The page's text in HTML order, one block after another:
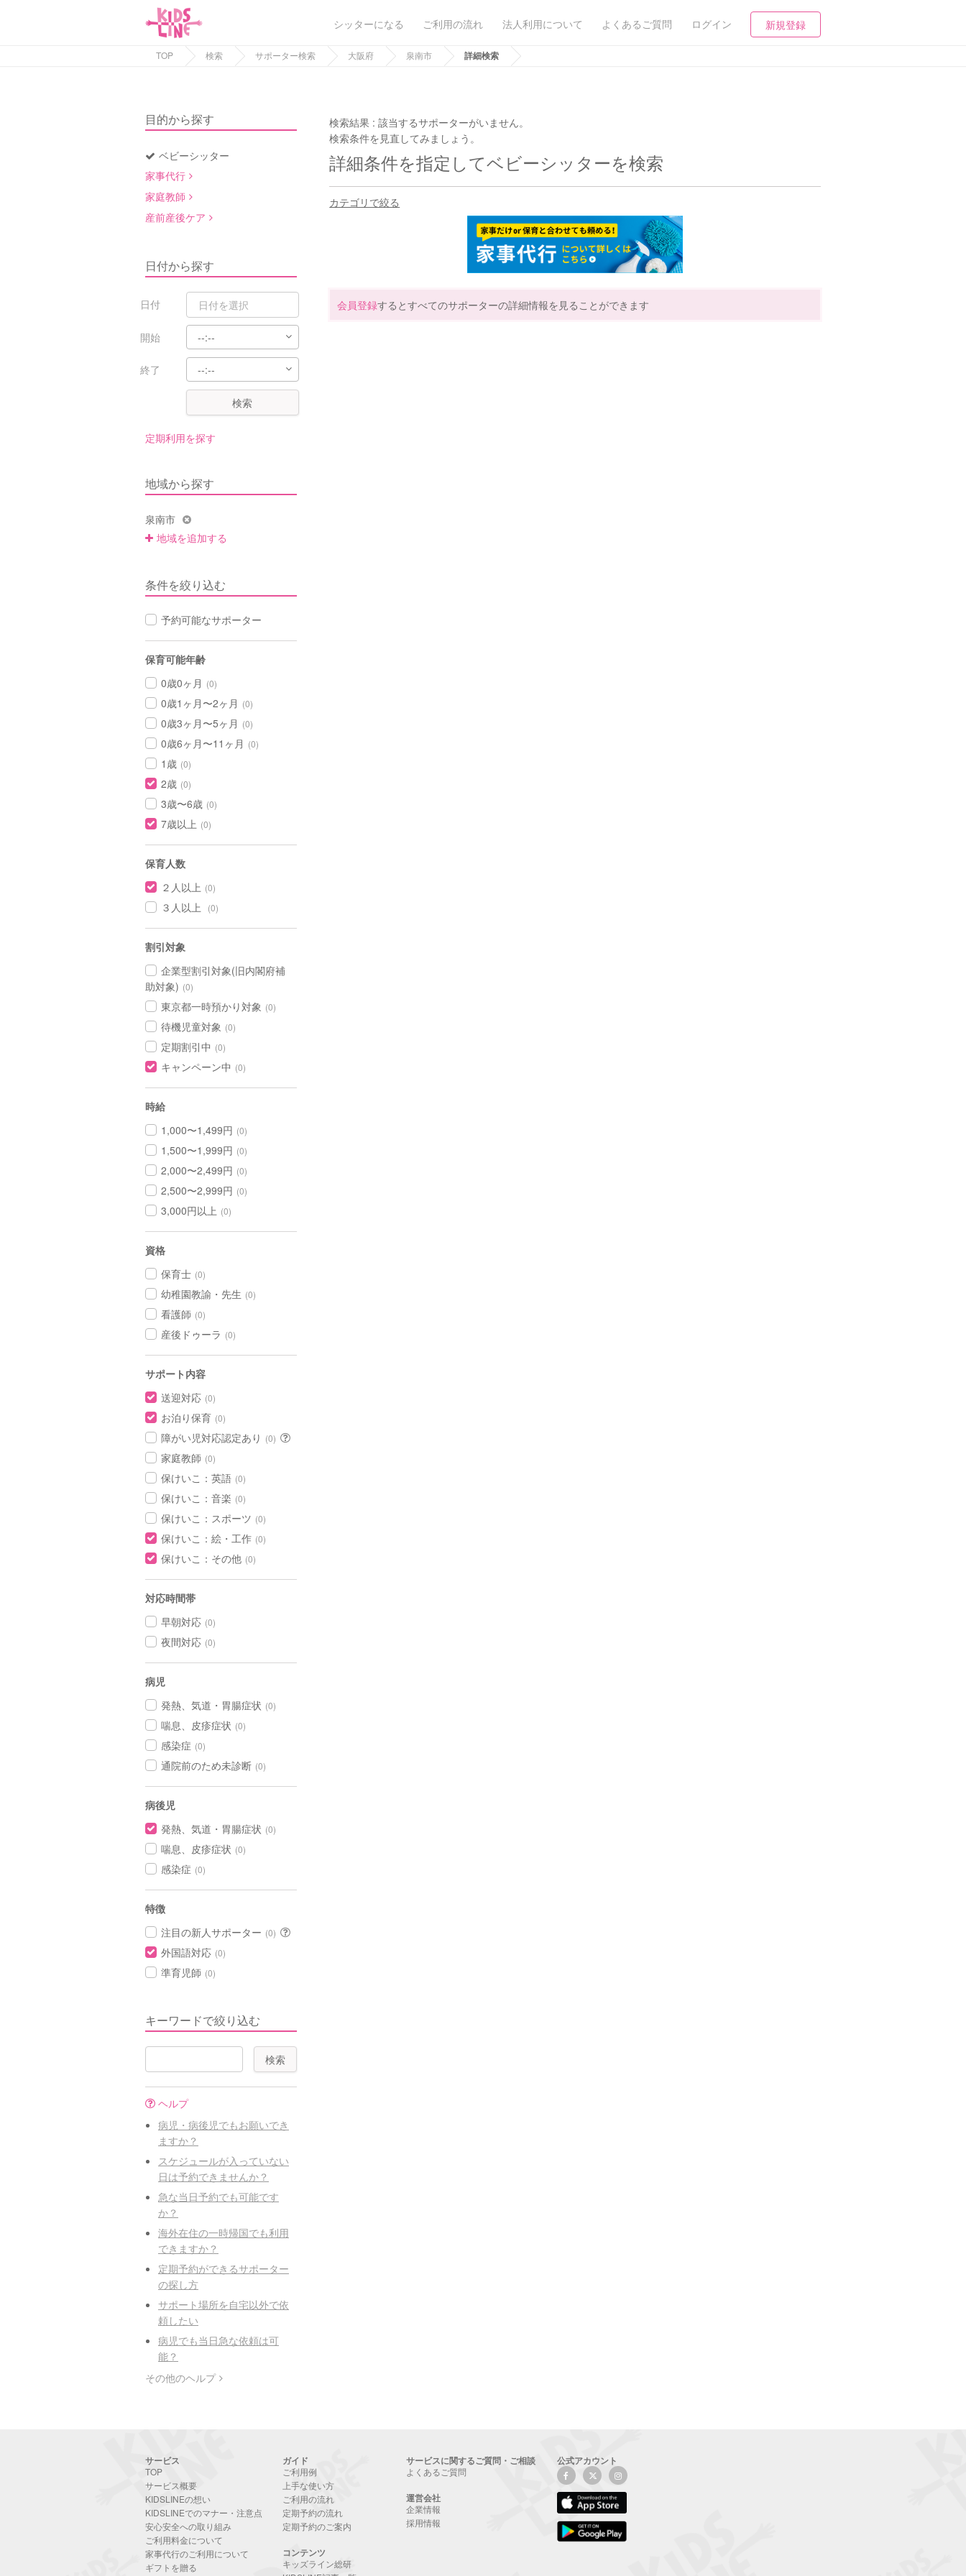
シッターになる ご利用の流れ 法人利用について よくあるご質問 ログイン 新規登録
TOP 検索 サポーター検索 大阪府 泉南市 詳細検索
目的から探す
ベビーシッター
家事代行
家庭教師
産前産後ケア
日付から探す
日付
開始
終了
検索
定期利用を探す
地域から探す
泉南市
地域を追加する
条件を絞り込む
予約可能なサポーター
保育可能年齢
0歳0ヶ月 (0)
0歳1ヶ月〜2ヶ月 (0)
0歳3ヶ月〜5ヶ月 (0)
0歳6ヶ月〜11ヶ月 (0)
1歳 (0)
2歳 (0)
3歳〜6歳 (0)
7歳以上 (0)
保育人数
２人以上 (0)
３人以上 (0)
割引対象
企業型割引対象(旧内閣府補
助対象) (0)
東京都一時預かり対象 (0)
待機児童対象 (0)
定期割引中 (0)
キャンペーン中 (0)
時給
1,000〜1,499円 (0)
1,500〜1,999円 (0)
2,000〜2,499円 (0)
2,500〜2,999円 (0)
3,000円以上 (0)
資格
保育士 (0)
幼稚園教諭・先生 (0)
看護師 (0)
産後ドゥーラ (0)
サポート内容
送迎対応 (0)
お泊り保育 (0)
障がい児対応認定あり (0)
家庭教師 (0)
保けいこ：英語 (0)
保けいこ：音楽 (0)
保けいこ：スポーツ (0)
保けいこ：絵・工作 (0)
保けいこ：その他 (0)
対応時間帯
早朝対応 (0)
夜間対応 (0)
病児
発熱、気道・胃腸症状 (0)
喘息、皮疹症状 (0)
感染症 (0)
通院前のため未診断 (0)
病後児
発熱、気道・胃腸症状 (0)
喘息、皮疹症状 (0)
感染症 (0)
特徴
注目の新人サポーター (0)
外国語対応 (0)
準育児師 (0)
キーワードで絞り込む
ヘルプ
病児・病後児でもお願いでき
ますか？
スケジュールが入っていない
日は予約できませんか？
急な当日予約でも可能です
か？
海外在住の一時帰国でも利用
できますか？
定期予約ができるサポーター
の探し方
サポート場所を自宅以外で依
頼したい
病児でも当日急な依頼は可
能？
その他のヘルプ
検索結果 :該当するサポーターがいません。
検索条件を見直してみましょう。
詳細条件を指定してベビーシッターを検索
カテゴリで絞る
会員登録するとすべてのサポーターの詳細情報を見ることができます
サービス
TOP
サービス概要
KIDSLINEの想い
KIDSLINEでのマナー・注意点
安心安全への取り組み
ご利用料金について
家事代行のご利用について
ギフトを贈る
ガイド
ご利用例
上手な使い方
ご利用の流れ
定期予約の流れ
定期予約のご案内
コンテンツ
キッズライン総研
サービスに関するご質問・ご相談
よくあるご質問
運営会社
企業情報
採用情報
公式アカウント